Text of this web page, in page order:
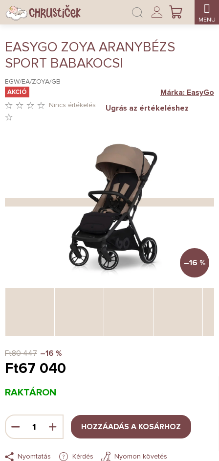
Ugrás
fő
KOSÁR
Bejelentkezés
EASYGO ZOYA ARANYBÉZS
SPORT BABAKOCSI
EGW/EA/ZOYA/GB
AKCIÓ
CSILLAG.
Nincs értékelés Ugrás az értékeléshez
Márka: EasyGo
–16 %
Ft80 447 –16 %
Ft67 040
Egységár:
RAKTÁRON
HOZZÁADÁS A KOSÁRHOZ
Nyomtatás Kérdés
Nyomon követés